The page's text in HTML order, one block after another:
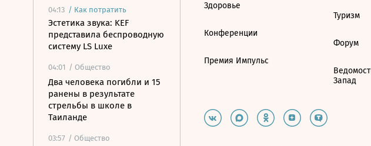
04:13 / Как потратить
Эстетика звука: KEF
представила беспроводную
систему LS Luxe
04:01 / Общество
Два человека погибли и 15
ранены в результате
стрельбы в школе в
Таиланде
03:57 / Общество
Здоровье
Конференции
Премия Импульс
Туризм
Форум
Запад